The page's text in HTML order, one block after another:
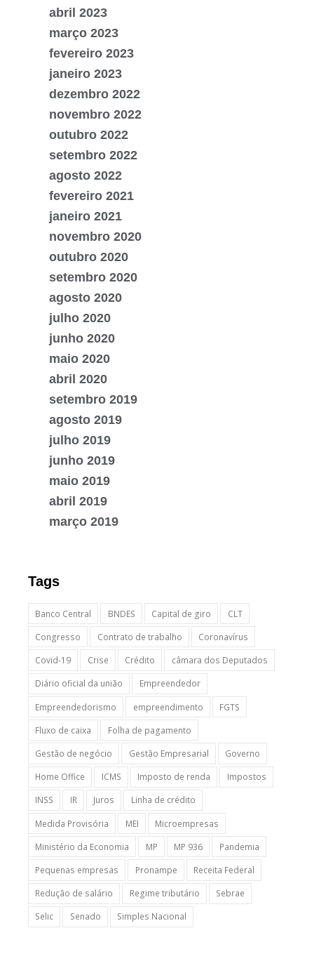
abril 2023
março 2023
fevereiro 2023
janeiro 2023
dezembro 2022
novembro 2022
outubro 2022
setembro 2022
agosto 2022
fevereiro 2021
janeiro 2021
novembro 2020
outubro 2020
setembro 2020
agosto 2020
julho 2020
junho 2020
maio 2020
abril 2020
setembro 2019
agosto 2019
julho 2019
junho 2019
maio 2019
abril 2019
março 2019
Tags
Banco Central BNDES Capital de giro
CLT
Congresso
Contrato de trabalho
Coronavírus
Covid-19
Crise Crédito
câmara dos Deputados
Diário oficial da união
Empreendedor
Empreendedorismo
empreendimento
FGTS
Fluxo de caixa
Folha de pagamento
Gestão de negócio
Gestão Empresarial
Governo
Home Office
ICMS Imposto de renda
Impostos
INSS
IR Juros
Linha de crédito
Medida Provisória
MEI
Microempresas
Ministério da Economia
MP MP 936
Pandemia
Pequenas empresas
Pronampe
Receita Federal
Redução de salário
Regime tributário
Sebrae
Selic
Senado Simples Nacional